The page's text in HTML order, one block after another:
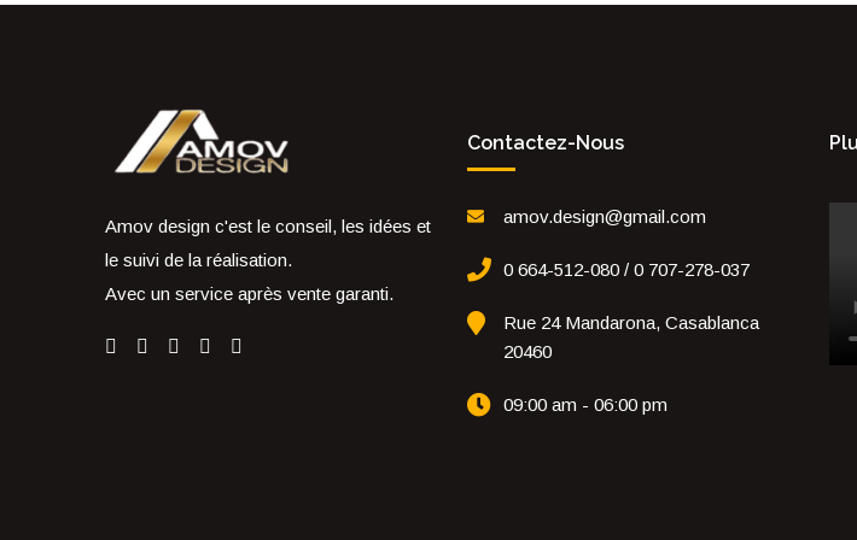
Amov design c'est le conseil, les idées et
le suivi de la réalisation.
Avec un service après vente garanti.
Contactez-Nous
amov.design@gmail.com
0 664-512-080 / 0 707-278-037
Rue 24 Mandarona, Casablanca
20460
09:00 am - 06:00 pm